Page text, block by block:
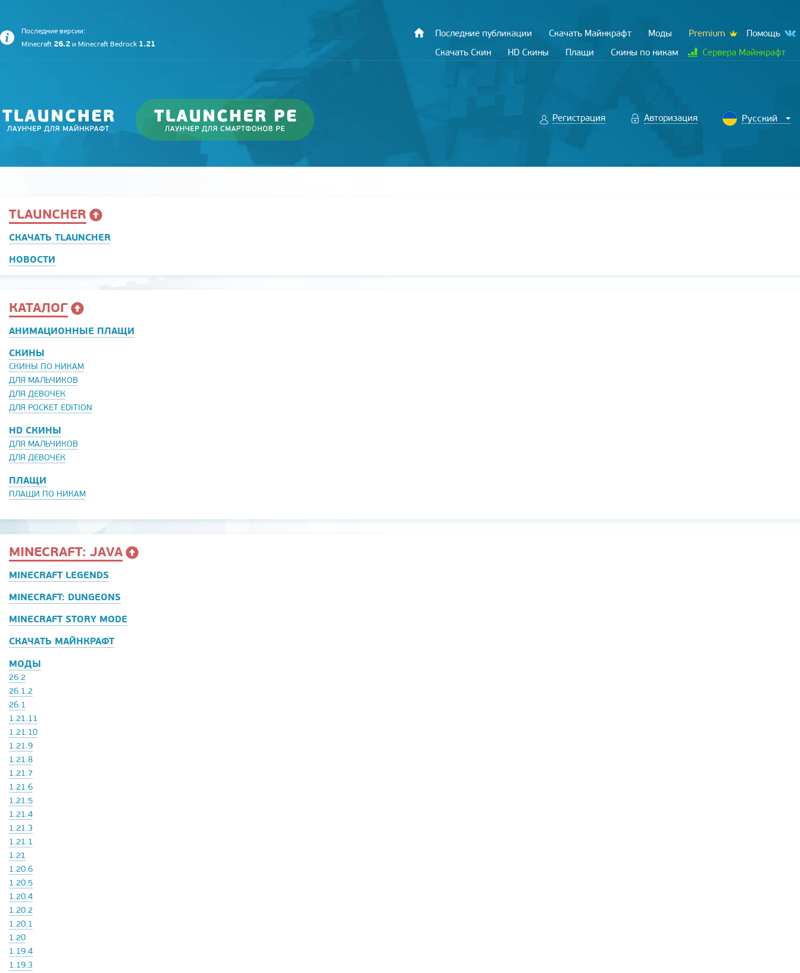
Последние версии:
Minecraft 26.2 и Minecraft Bedrock 1.21
Последние публикации Скачать Майнкрафт Моды Premium
Помощь
Скачать Скин
HD Скины Плащи Скины по никам Сервера Майнкрафт
Регистрация Авторизация
TLAUNCHER
СКАЧАТЬ TLAUNCHER
НОВОСТИ
КАТАЛОГ
АНИМАЦИОННЫЕ ПЛАЩИ
СКИНЫ
СКИНЫ ПО НИКАМ
ДЛЯ МАЛЬЧИКОВ
ДЛЯ ДЕВОЧЕК
ДЛЯ POCKET EDITION
HD СКИНЫ
ДЛЯ МАЛЬЧИКОВ
ДЛЯ ДЕВОЧЕК
ПЛАЩИ
ПЛАЩИ ПО НИКАМ
MINECRAFT: JAVA
MINECRAFT LEGENDS
MINECRAFT: DUNGEONS
MINECRAFT STORY MODE
СКАЧАТЬ МАЙНКРАФТ
МОДЫ
26.2
26.1.2
26.1
1.21.11
1.21.10
1.21.9
1.21.8
1.21.7
1.21.6
1.21.5
1.21.4
1.21.3
1.21.1
1.21
1.20.6
1.20.5
1.20.4
1.20.2
1.20.1
1.20
1.19.4
1.19.3